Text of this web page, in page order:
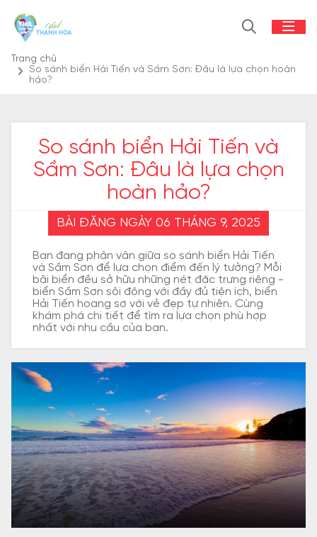
Trang chủ
So sánh biển Hải Tiến và Sầm Sơn: Đâu là lựa chọn hoàn
hảo?
So sánh biển Hải Tiến và
Sầm Sơn: Đâu là lựa chọn
hoàn hảo?
BÀI ĐĂNG NGÀY 06 THÁNG 9, 2025
Bạn đang phân vân giữa so sánh biển Hải Tiến
và Sầm Sơn để lựa chọn điểm đến lý tưởng? Mỗi
bãi biển đều sở hữu những nét đặc trưng riêng -
biển Sầm Sơn sôi động với đầy đủ tiện ích, biển
Hải Tiến hoang sơ với vẻ đẹp tự nhiên. Cùng
khám phá chi tiết để tìm ra lựa chọn phù hợp
nhất với nhu cầu của bạn.